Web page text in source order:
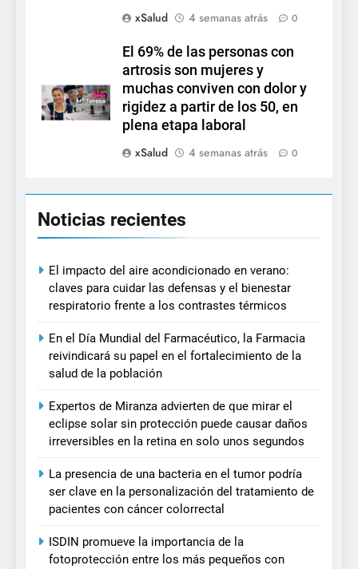
xSalud
4 semanas atrás 0
El 69% de las personas con
artrosis son mujeres y
muchas conviven con dolor y
rigidez a partir de los 50, en
plena etapa laboral
xSalud
4 semanas atrás 0
Noticias recientes
El impacto del aire acondicionado en verano:
claves para cuidar las defensas y el bienestar
respiratorio frente a los contrastes térmicos
En el Día Mundial del Farmacéutico, la Farmacia
reivindicará su papel en el fortalecimiento de la
salud de la población
Expertos de Miranza advierten de que mirar el
eclipse solar sin protección puede causar daños
irreversibles en la retina en solo unos segundos
La presencia de una bacteria en el tumor podría
ser clave en la personalización del tratamiento de
pacientes con cáncer colorrectal
ISDIN promueve la importancia de la
fotoprotección entre los más pequeños con